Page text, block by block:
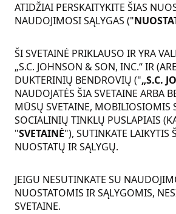
ATIDŽIAI PERSKAITYKITE ŠIAS
NAUDOJIMOSI SĄLYGAS ("
ŠI SVETAINĖ PRIKLAUSO IR YRA
„S.C. JOHNSON & SON, INC.“ IR
DUKTERINIŲ BENDROVIŲ ("„S.C.
NAUDOJATĖS ŠIA SVETAINE ARBA
MŪSŲ SVETAINE, MOBILIOSIOMIS
SOCIALINIŲ TINKLŲ PUSLAPIAIS
"SVETAINĖ"), SUTINKATE LAIKYTIS
NUOSTATŲ IR SĄLYGŲ.
JEIGU NESUTINKATE SU
NUOSTATOMIS IR SĄLYGOMIS,
SVETAINE.